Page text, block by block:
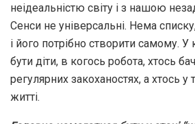
неідеальністю світу і з нашою
Сенси не універсальні. Нема
і його потрібно створити самому.
бути діти, в когось робота, хтось
регулярних закоханостях, а хтось
житті.